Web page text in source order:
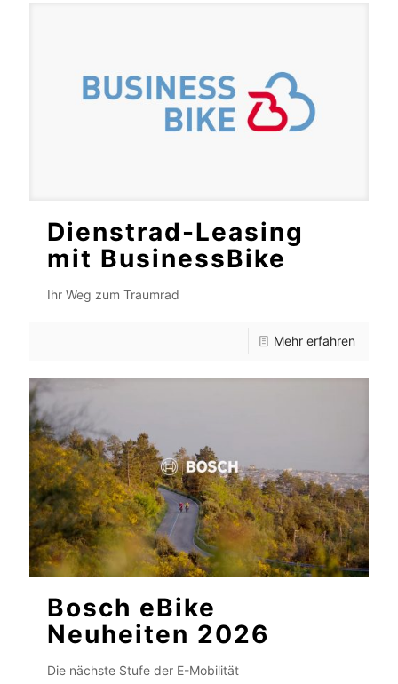
Dienstrad-Leasing
mit BusinessBike
Ihr Weg zum Traumrad
Mehr erfahren
Bosch eBike
Neuheiten 2026
Die nächste Stufe der E-Mobilität